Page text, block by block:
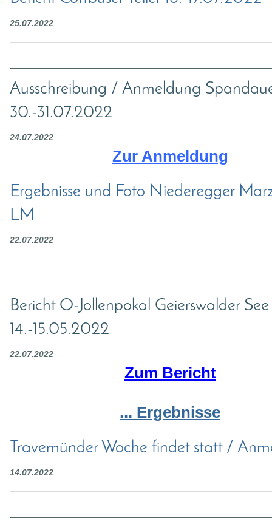
25.07.2022
Ausschreibung / Anmeldung
30.-31.07.2022
24.07.2022
Zur Anmeldung
Ergebnisse und Foto Niederegger
LM
22.07.2022
Bericht O-Jollenpokal Geierswalder See
14.-15.05.2022
22.07.2022
Zum Bericht
... Ergebnisse
Travemünder Woche findet statt /
14.07.2022